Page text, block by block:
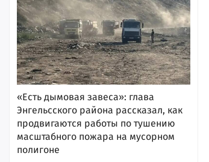
«Есть дымовая завеса»: глава
Энгельсского района рассказал, как
продвигаются работы по тушению
масштабного пожара на мусорном
полигоне